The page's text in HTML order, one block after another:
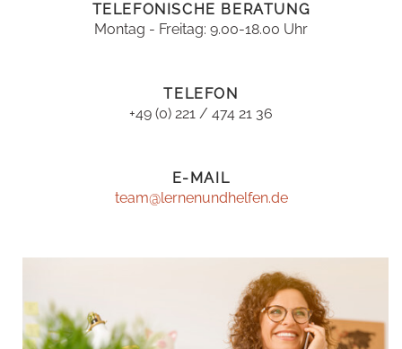
TELEFONISCHE BERATUNG
Montag - Freitag: 9.00-18.00 Uhr
TELEFON
+49 (0) 221 / 474 21 36
E-MAIL
team@lernenundhelfen.de